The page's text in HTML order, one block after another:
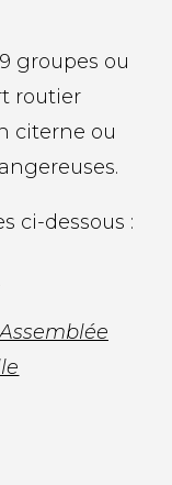
groupes ou
routier
citerne ou
ci-dessous :